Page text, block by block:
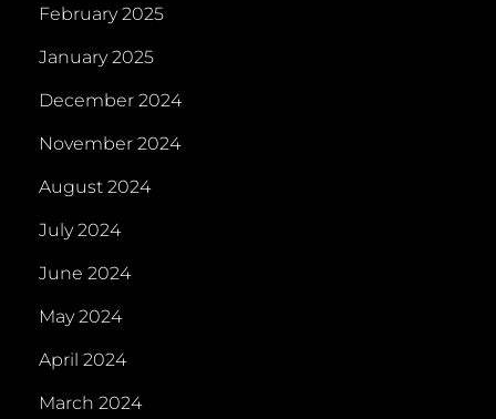
February 2025
January 2025
December 2024
November 2024
August 2024
July 2024
June 2024
May 2024
April 2024
March 2024